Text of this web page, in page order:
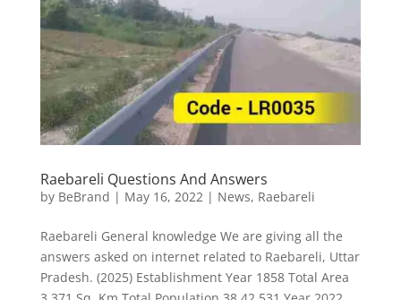
Raebareli Questions And Answers
by BeBrand | May 16, 2022| News, Raebareli
Raebareli General knowledge We are giving all the
answers asked on internet related to Raebareli, Uttar
Pradesh. (2025) Establishment Year 1858 Total Area